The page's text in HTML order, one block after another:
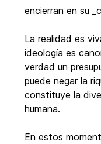
encierran en su
La realidad es
ideología es
verdad un
puede negar la
constituye la
humana.
En estos